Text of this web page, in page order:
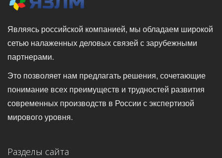
Являясь российской компанией, мы обладаем широкой
сетью налаженных деловых связей с зарубежными
партнерами.
Это позволяет нам предлагать решения, сочетающие
понимание всех преимуществ и трудностей развития
современных производств в России с экспертизой
мирового уровня.
Разделы сайта